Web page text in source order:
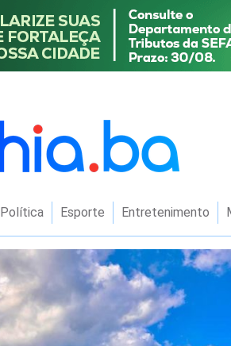
Política Esporte Entretenimento